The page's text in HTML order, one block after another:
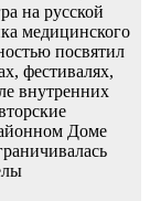
на русской
медицинского
посвятил
фестивалях,
внутренних
Доме